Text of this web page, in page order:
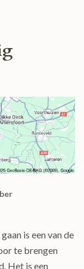
is een van de
te brengen
Het is een